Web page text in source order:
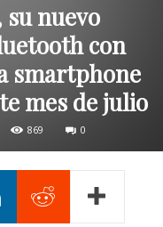
nuevo
con
smartphone
mes de julio
869 0